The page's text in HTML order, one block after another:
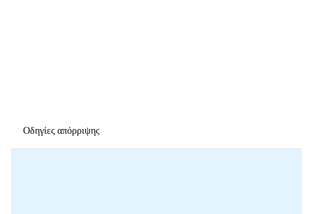
Οδηγίες απόρριψης